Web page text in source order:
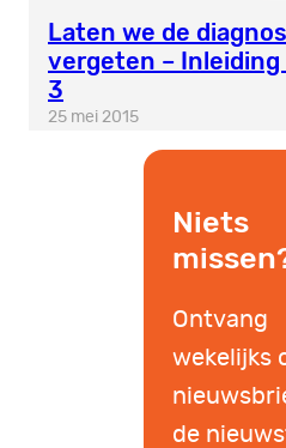
Laten we de
vergeten – Inleiding
3
25 mei 2015
Niets
Ontvang
wekelijks
de